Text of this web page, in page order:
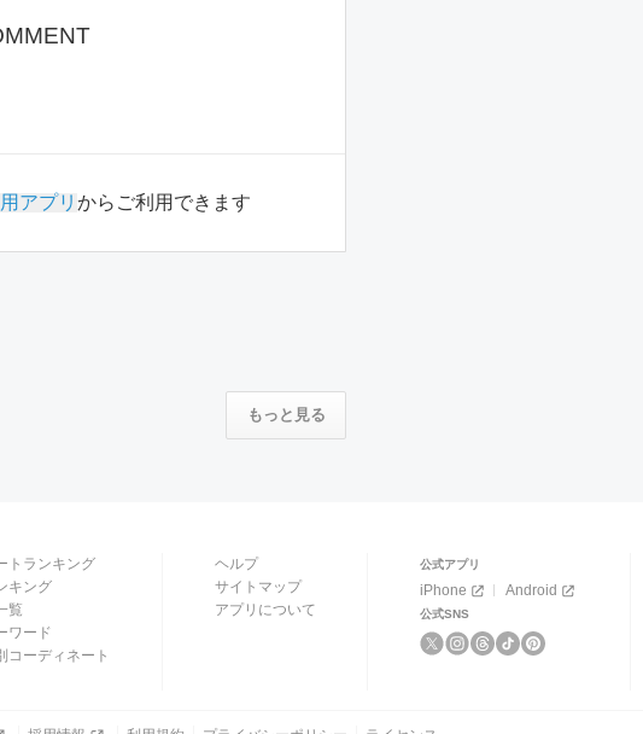
アプリ からご利用できます
もっと見る
トランキング
キング
覧
ワード
コーディネート
ヘルプ
サイトマップ
アプリについて
公式アプリ
iPhone Android
公式SNS